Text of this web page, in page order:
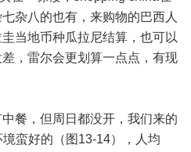
杂八的也有，来购物的巴西人
当地币种瓜拉尼结算，也可以
，雷尔会更划算一点点，有现
餐，但周日都没开，我们来的
蛮好的（图13-14），人均